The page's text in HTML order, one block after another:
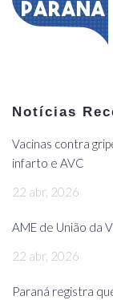
Notícias
Vacinas contra
infarto e AVC
22 abr, 2026
AME de União da
22 abr, 2026
Paraná registra